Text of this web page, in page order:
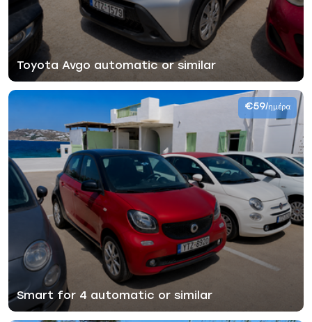
Toyota Avgo automatic or similar
Smart for 4 automatic or similar
€59/ημέρα